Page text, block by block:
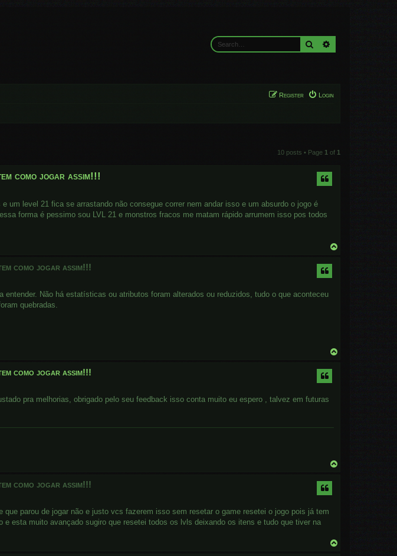
Search
Login
Register
10 posts • Page 1 of 1
como jogar assim!!!
um level 21 fica se arrastando não consegue correr nem andar isso e um absurdo o jogo é
forma é pessimo sou LVL 21 e monstros fracos me matam rápido arrumem isso pos todos
como jogar assim!!!
entender. Não há estatísticas ou atributos foram alterados ou reduzidos, tudo o que aconteceu
quebradas.
como jogar assim!!!
pra melhorias, obrigado pelo seu feedback isso conta muito eu espero , talvez em futuras
como jogar assim!!!
que parou de jogar não e justo vcs fazerem isso sem resetar o game resetei o jogo pois já tem
e esta muito avançado sugiro que resetei todos os lvls deixando os itens e tudo que tiver na